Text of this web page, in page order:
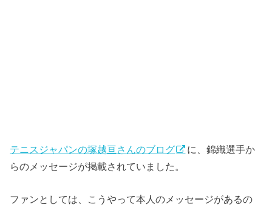
テニスジャパンの塚越亘さんのブログ
に、錦織選手か
らのメッセージが掲載されていました。
ファンとしては、こうやって本人のメッセージがあるの